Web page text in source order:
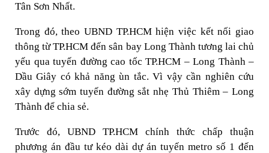
Tân Sơn Nhất.
Trong đó, theo UBND TP.HCM hiện việc kết nối giao
thông từ TP.HCM đến sân bay Long Thành tương lai chủ
yếu qua tuyến đường cao tốc TP.HCM – Long Thành –
Dầu Giây có khả năng ùn tắc. Vì vậy cần nghiên cứu
xây dựng sớm tuyến đường sắt nhẹ Thủ Thiêm – Long
Thành để chia sẻ.
Trước đó, UBND TP.HCM chính thức chấp thuận
phương án đầu tư kéo dài dự án tuyến metro số 1 đến